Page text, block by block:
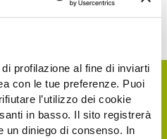
profilazione al fine di inviarti
con le tue preferenze. Puoi
l’utilizzo dei cookie
in basso. Il sito registrerà
un diniego di consenso. In